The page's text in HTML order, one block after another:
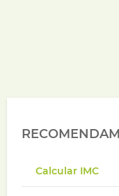
Calcular IMC